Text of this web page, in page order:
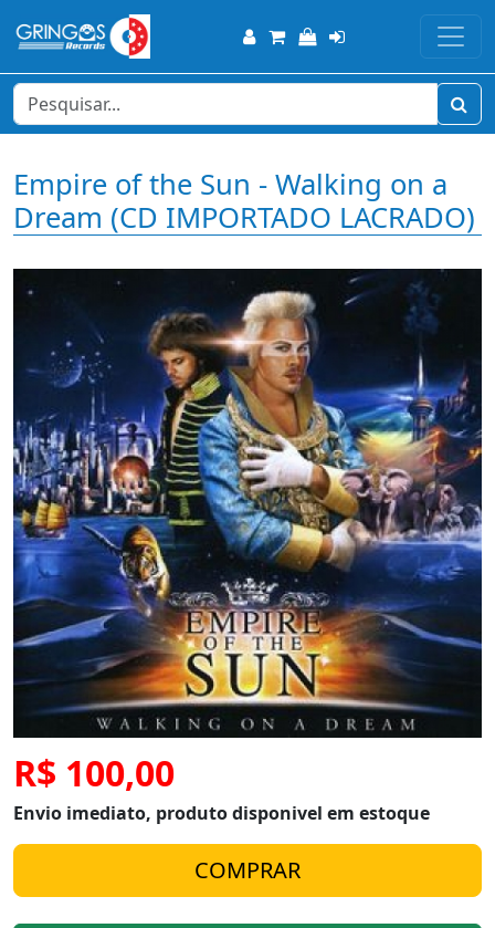
Empire of the Sun - Walking on a
Dream (CD IMPORTADO LACRADO)
R$ 100,00
Envio imediato, produto disponivel em estoque